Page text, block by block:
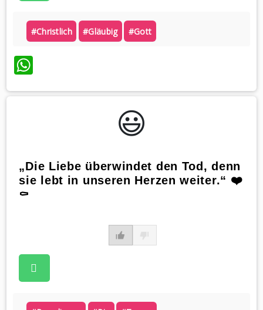
#christlich #gläubig #gott
WhatsApp
😃️
„Die Liebe überwindet den Tod, denn
sie lebt in unseren Herzen weiter.“ ❤️
⚰️